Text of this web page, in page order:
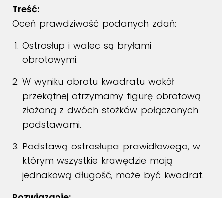
Treść:
Oceń prawdziwość podanych zdań:
Ostrosłup i walec są bryłami
obrotowymi.
W wyniku obrotu kwadratu wokół
przekątnej otrzymamy figurę obrotową
złożoną z dwóch stożków połączonych
podstawami.
Podstawą ostrosłupa prawidłowego, w
którym wszystkie krawędzie mają
jednakową długość, może być kwadrat.